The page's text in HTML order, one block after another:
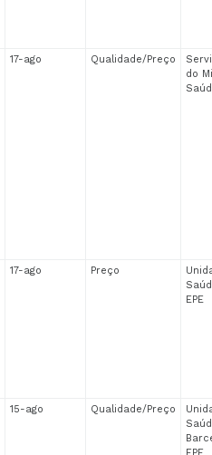
17-ago Qualidade/Preço
do
17-ago Preço
EPE
15-ago Qualidade/Preço